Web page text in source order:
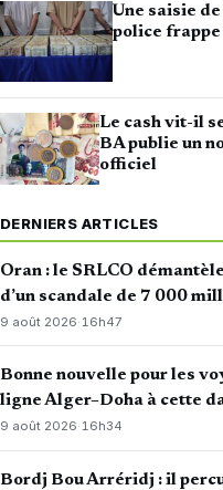
Une saisie
police
Le cash vit-il
BA publie un
officiel
DERNIERS ARTICLES
Oran : le SRLCO
d’un scandale de 7 000
9 août 2026· 16h47
Bonne nouvelle pour les
ligne Alger–Doha à cette
9 août 2026·16h34
Bordj Bou Arréridj : il